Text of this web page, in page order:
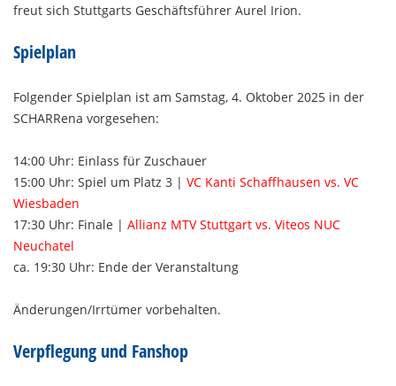
freut sich Stuttgarts Geschäftsführer Aurel Irion.
Spielplan
Folgender Spielplan ist am Samstag, 4. Oktober 2025 in der
SCHARRena vorgesehen:
14:00 Uhr: Einlass für Zuschauer
15:00 Uhr: Spiel um Platz 3 | VC Kanti Schaffhausen vs. VC
Wiesbaden
17:30 Uhr: Finale | Allianz MTV Stuttgart vs. Viteos NUC
Neuchatel
ca. 19:30 Uhr: Ende der Veranstaltung
Änderungen/Irrtümer vorbehalten.
Verpflegung und Fanshop